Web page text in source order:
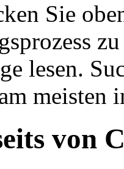
Sie
lesen.
meisten
von